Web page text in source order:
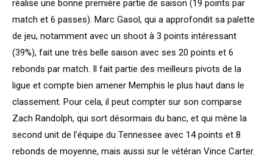
réalise une bonne première partie de saison (19 points par
match et 6 passes). Marc Gasol, qui a approfondit sa palette
de jeu, notamment avec un shoot à 3 points intéressant
(39%), fait une très belle saison avec ses 20 points et 6
rebonds par match. Il fait partie des meilleurs pivots de la
ligue et compte bien amener Memphis le plus haut dans le
classement. Pour cela, il peut compter sur son comparse
Zach Randolph, qui sort désormais du banc, et qui mène la
second unit de l’équipe du Tennessee avec 14 points et 8
rebonds de moyenne, mais aussi sur le vétéran Vince Carter.